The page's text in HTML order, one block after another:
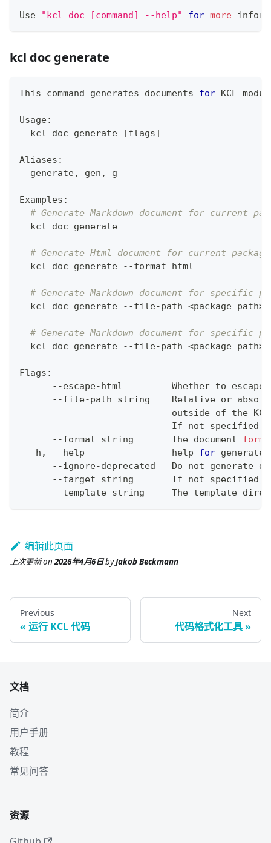
Use "kcl doc [command] --help" for more
kcl doc generate
This command generates documents for KCL
Usage:
  kcl doc generate
[flags]
Aliases:
  generate, gen, g
Examples:
# Generate Markdown document for current
  kcl doc generate
# Generate Html document for current package
  kcl doc generate --format html
# Generate Markdown document for specific
  kcl doc generate --file-path
<package path>
# Generate Markdown document for specific
  kcl doc generate --file-path
<package path>
Flags:
--escape-html         Whether to
--file-path string    Relative or
outside of the
If not
      --format string       The document
  -h, --help
help for generate
--ignore-deprecated   Do not generate
--target string       If not
--template string     The template
编辑此页面
上次更新on2026年4月6日byJakob Beckmann
Previous
运行 KCL 代码
Next
代码格式化工具
文档
简介
用户手册
教程
常见问答
资源